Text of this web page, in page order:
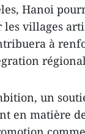
Hanoi
villages
à
un
en matière